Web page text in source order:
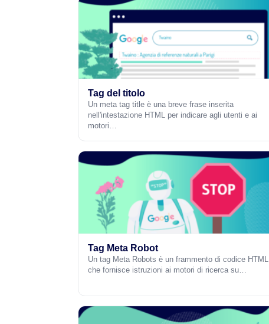
Tag del titolo
Un meta tag title è una breve frase inserita
nell'intestazione HTML per indicare agli utenti e ai
motori…
Tag Meta Robot
Un tag Meta Robots è un frammento di codice HTML
che fornisce istruzioni ai motori di ricerca su…